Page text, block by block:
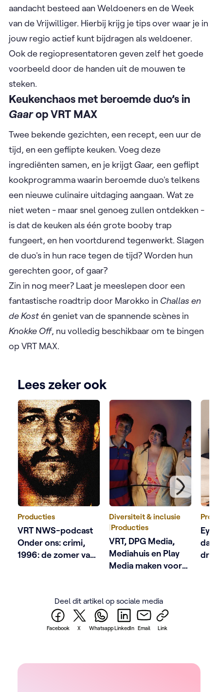
aandacht besteed aan Weldoeners en de Week
van de Vrijwilliger. Hierbij krijg je tips over waar je in
jouw regio actief kunt bijdragen als weldoener.
Ook de regiopresentatoren geven zelf het goede
voorbeeld door de handen uit de mouwen te
steken.
Keukenchaos met beroemde duo’s in
Gaarop VRT MAX
Twee bekende gezichten, een recept, een uur de
tijd, en een geflipte keuken. Voeg deze
ingrediënten samen, en je krijgt Gaar, een geflipt
kookprogramma waarin beroemde duo's telkens
een nieuwe culinaire uitdaging aangaan. Wat ze
niet weten - maar snel genoeg zullen ontdekken -
is dat de keuken als één grote booby trap
fungeert, en hen voortdurend tegenwerkt. Slagen
de duo's in hun race tegen de tijd? Worden hun
gerechten goor, of gaar?
Zin in nog meer? Laat je meeslepen door een
fantastische roadtrip door Marokko in Challas en
de Kostén geniet van de spannende scènes in
Knokke Off, nu volledig beschikbaar om te bingen
op VRT MAX.
Lees zeker ook
Producties
VRT NWS-podcast
Onder ons: crimi,
1996: de zomer van
Diversiteit & inclusie
|Producties
VRT, DPG Media,
Mediahuis en Play
Media maken voor
aanleiding van
Antwerp Pride
Deel dit artikel op sociale media
Facebook X WhatsappLinkedIn Email Link